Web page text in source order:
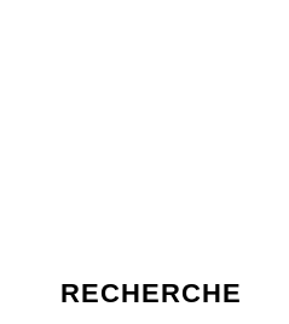
RECHERCHE